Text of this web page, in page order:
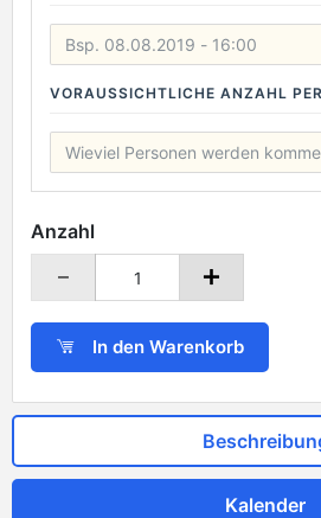
VORAUSSICHTLICHE ANZAHL
Anzahl
In den Warenkorb
Kalender